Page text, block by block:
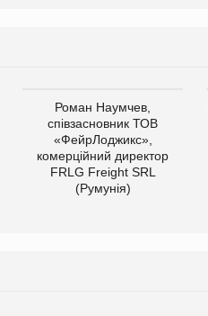
Роман Наумчев,
співзасновник ТОВ
«ФейрЛоджикс»,
комерційний директор
FRLG Freight SRL
(Румунія)